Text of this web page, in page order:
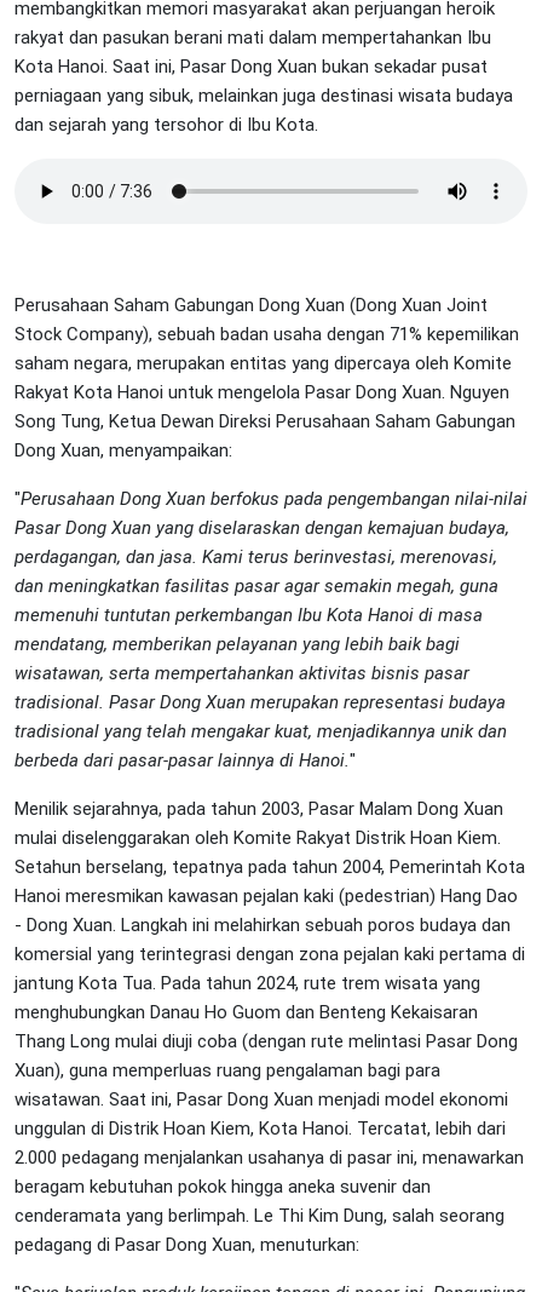
membangkitkan memori masyarakat akan perjuangan heroik
rakyat dan pasukan berani mati dalam mempertahankan Ibu
Kota Hanoi. Saat ini, Pasar Dong Xuan bukan sekadar pusat
perniagaan yang sibuk, melainkan juga destinasi wisata budaya
dan sejarah yang tersohor di Ibu Kota.
Perusahaan Saham Gabungan Dong Xuan (Dong Xuan Joint
Stock Company), sebuah badan usaha dengan 71% kepemilikan
saham negara, merupakan entitas yang dipercaya oleh Komite
Rakyat Kota Hanoi untuk mengelola Pasar Dong Xuan. Nguyen
Song Tung, Ketua Dewan Direksi Perusahaan Saham Gabungan
Dong Xuan, menyampaikan:
"Perusahaan Dong Xuan berfokus pada pengembangan nilai-nilai
Pasar Dong Xuan yang diselaraskan dengan kemajuan budaya,
perdagangan, dan jasa. Kami terus berinvestasi, merenovasi,
dan meningkatkan fasilitas pasar agar semakin megah, guna
memenuhi tuntutan perkembangan Ibu Kota Hanoi di masa
mendatang, memberikan pelayanan yang lebih baik bagi
wisatawan, serta mempertahankan aktivitas bisnis pasar
tradisional. Pasar Dong Xuan merupakan representasi budaya
tradisional yang telah mengakar kuat, menjadikannya unik dan
berbeda dari pasar-pasar lainnya di Hanoi."
Menilik sejarahnya, pada tahun 2003, Pasar Malam Dong Xuan
mulai diselenggarakan oleh Komite Rakyat Distrik Hoan Kiem.
Setahun berselang, tepatnya pada tahun 2004, Pemerintah Kota
Hanoi meresmikan kawasan pejalan kaki (pedestrian) Hang Dao
- Dong Xuan. Langkah ini melahirkan sebuah poros budaya dan
komersial yang terintegrasi dengan zona pejalan kaki pertama di
jantung Kota Tua. Pada tahun 2024, rute trem wisata yang
menghubungkan Danau Ho Guom dan Benteng Kekaisaran
Thang Long mulai diuji coba (dengan rute melintasi Pasar Dong
Xuan), guna memperluas ruang pengalaman bagi para
wisatawan. Saat ini, Pasar Dong Xuan menjadi model ekonomi
unggulan di Distrik Hoan Kiem, Kota Hanoi. Tercatat, lebih dari
2.000 pedagang menjalankan usahanya di pasar ini, menawarkan
beragam kebutuhan pokok hingga aneka suvenir dan
cenderamata yang berlimpah. Le Thi Kim Dung, salah seorang
pedagang di Pasar Dong Xuan, menuturkan: